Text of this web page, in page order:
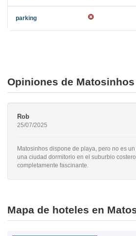
Opiniones de Matosinhos
Rob
25/07/2025
Matosinhos dispone de playa, pero no es
una ciudad dormitorio en el suburbio
completamente fascinante.
Mapa de hoteles en